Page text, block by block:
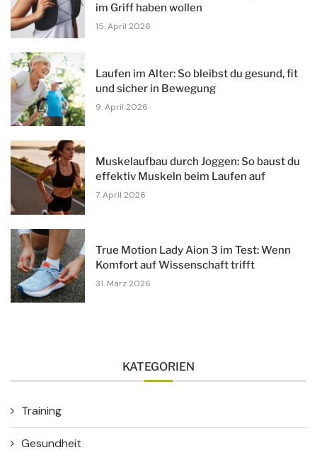
im Griff haben wollen
15. April 2026
Laufen im Alter: So bleibst du gesund, fit
und sicher in Bewegung
9. April 2026
Muskelaufbau durch Joggen: So baust du
effektiv Muskeln beim Laufen auf
7. April 2026
True Motion Lady Aion 3 im Test: Wenn
Komfort auf Wissenschaft trifft
31. März 2026
KATEGORIEN
Training
Gesundheit